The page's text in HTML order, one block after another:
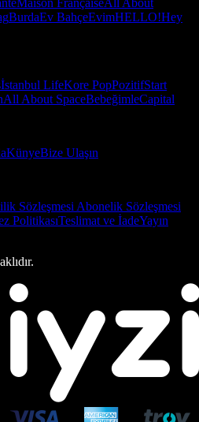
BurdaEv BahçeEvimHELLO!Hey
İstanbul LifeKore PopPozitifStart
All About SpaceBebeğimleCapital
KünyeBize Ulaşın
Sözleşmesi Abonelik Sözleşmesi
PolitikasıTeslimat ve İadeYayın